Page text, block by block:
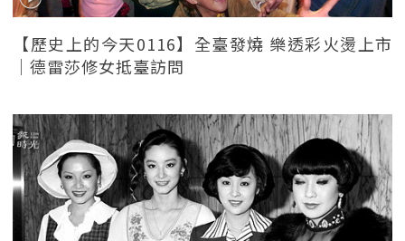
【歷史上的今天0116】全臺發燒 樂透彩火燙上市
｜德雷莎修女抵臺訪問